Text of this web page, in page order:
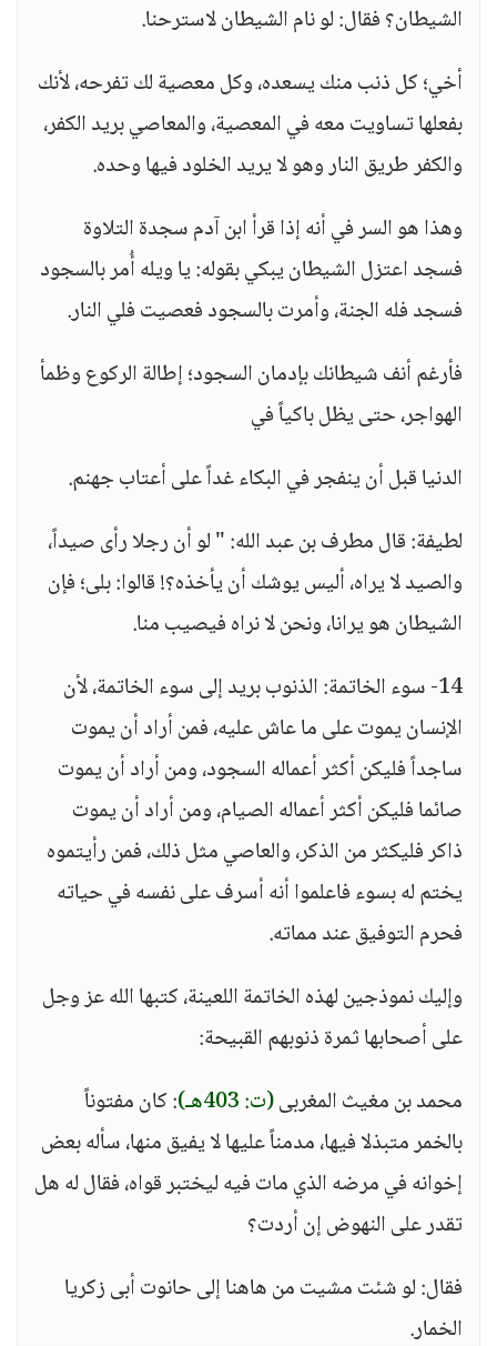
الشيطان؟ فقال: لو نام الشيطان لاسترحنا.
أخي؛ كل ذنب منك يسعده، وكل معصية لك تفرحه، لأنك
بفعلها تساويت معه في المعصية، والمعاصي بريد الكفر،
والكفر طريق النار وهو لا يريد الخلود فيها وحده.
وهذا هو السر في أنه إذا قرأ ابن آدم سجدة التلاوة
فسجد اعتزل الشيطان يبكي بقوله: يا ويله أُمر بالسجود
فسجد فله الجنة، وأمرت بالسجود فعصيت فلي النار.
فأرغم أنف شيطانك بإدمان السجود؛ إطالة الركوع وظمأ
الهواجر، حتى يظل باكياً في
الدنيا قبل أن ينفجر في البكاء غداً على أعتاب جهنم.
لطيفة: قال مطرف بن عبد الله: " لو أن رجلا رأى صيداً،
والصيد لا يراه، أليس يوشك أن يأخذه؟! قالوا: بلى؛ فإن
الشيطان هو يرانا، ونحن لا نراه فيصيب منا.
14- سوء الخاتمة: الذنوب بريد إلى سوء الخاتمة، لأن
الإنسان يموت على ما عاش عليه، فمن أراد أن يموت
ساجداً فليكن أكثر أعماله السجود، ومن أراد أن يموت
صائما فليكن أكثر أعماله الصيام، ومن أراد أن يموت
ذاكر فليكثر من الذكر، والعاصي مثل ذلك، فمن رأيتموه
يختم له بسوء فاعلموا أنه أسرف على نفسه في حياته
فحرم التوفيق عند مماته.
وإليك نموذجين لهذه الخاتمة اللعينة، كتبها الله عز وجل
على أصحابها ثمرة ذنوبهم القبيحة:
محمد بن مغيث المغربى(ت: 403هـ)
: كان مفتوناً
بالخمر متبذلا فيها، مدمناً عليها لا يفيق منها، سأله بعض
إخوانه في مرضه الذي مات فيه ليختبر قواه، فقال له هل
تقدر على النهوض إن أردت؟
فقال: لو شئت مشيت من هاهنا إلى حانوت أبى زكريا
الخمار.